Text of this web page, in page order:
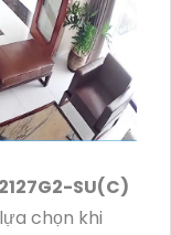
SU(C)
chọn khi